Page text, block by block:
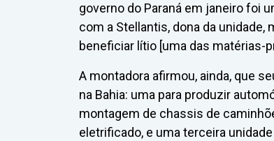
governo do Paraná em janeiro foi
com a Stellantis, dona da
beneficiar lítio [uma das matérias-
A montadora afirmou, ainda, que
na Bahia: uma para produzir
montagem de chassis de
eletrificado, e uma terceira